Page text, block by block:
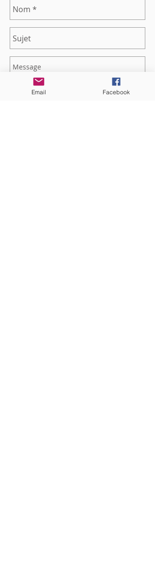
Email Facebook